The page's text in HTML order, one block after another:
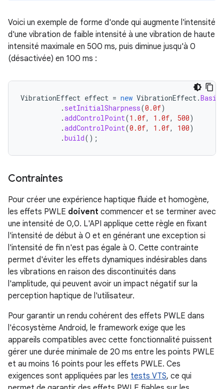
Voici un exemple de forme d'onde qui augmente l'intensité
d'une vibration de faible intensité à une vibration de haute
intensité maximale en 500 ms, puis diminue jusqu'à 0
(désactivée) en 100 ms :
VibrationEffect effect = new VibrationEffect.
. setInitialSharpness(0.0f)
.addControlPoint(1.0f, 1.0f, 500)
.addControlPoint(0.0f, 1.0f, 100)
.build();
Contraintes
Pour créer une expérience haptique fluide et homogène,
les effets PWLE doivent commencer et se terminer avec
une intensité de 0,0. L'API applique cette règle en fixant
l'intensité de début à 0 et en générant une exception si
l'intensité de fin n'est pas égale à 0. Cette contrainte
permet d'éviter les effets dynamiques indésirables dans
les vibrations en raison des discontinuités dans
l'amplitude, qui peuvent avoir un impact négatif sur la
perception haptique de l'utilisateur.
Pour garantir un rendu cohérent des effets PWLE dans
l'écosystème Android, le framework exige que les
appareils compatibles avec cette fonctionnalité puissent
gérer une durée minimale de 20 ms entre les points PWLE
et au moins 16 points pour les effets PWLE. Ces
exigences sont appliquées par les tests VTS, ce qui